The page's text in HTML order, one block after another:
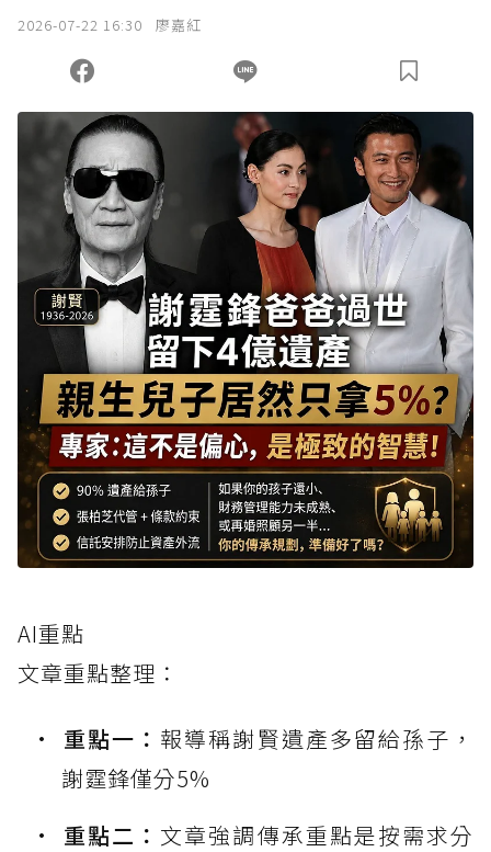
2026-07-22 16:30 廖嘉紅
AI重點
文章重點整理：
重點一： 報導稱謝賢遺產多留給孫子，
謝霆鋒僅分5%
重點二： 文章強調傳承重點是按需求分